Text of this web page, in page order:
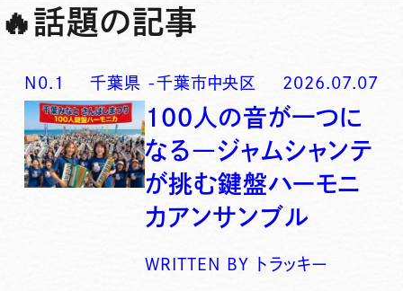
🔥話題の記事
N0. 1 千葉県 -千葉市中央区 2026.07.07
100人の音が一つに
なる―ジャムシャンテ
が挑む鍵盤ハーモニ
カアンサンブル
WRITTEN BY トラッキー